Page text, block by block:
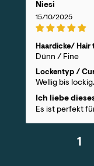
Niesi
15/10/2025
Haardicke/ Hair
Dünn / Fine
Lockentyp /
Wellig bis
Ich liebe
Es ist perfekt
1